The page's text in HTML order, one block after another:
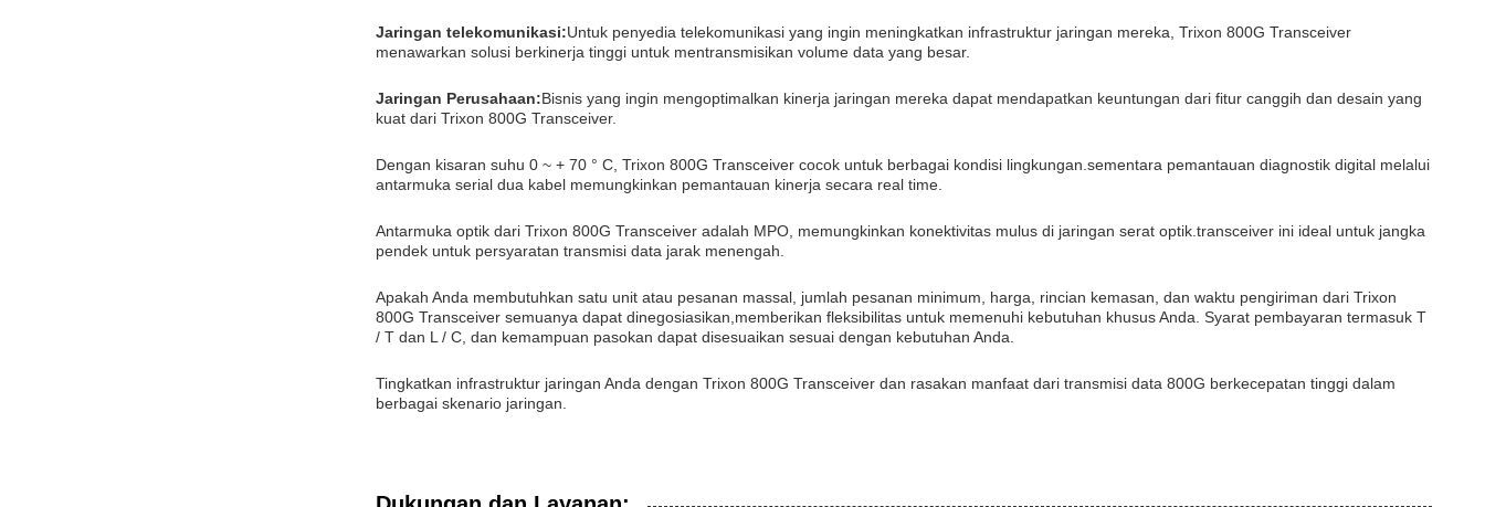
Jaringan telekomunikasi:Untuk penyedia telekomunikasi yang ingin meningkatkan infrastruktur jaringan mereka, Trixon 800G Transceiver
menawarkan solusi berkinerja tinggi untuk mentransmisikan volume data yang besar.
Jaringan Perusahaan:Bisnis yang ingin mengoptimalkan kinerja jaringan mereka dapat mendapatkan keuntungan dari fitur canggih dan desain yang
kuat dari Trixon 800G Transceiver.
Dengan kisaran suhu 0 ~ + 70 ° C, Trixon 800G Transceiver cocok untuk berbagai kondisi lingkungan.sementara pemantauan diagnostik digital melalui
antarmuka serial dua kabel memungkinkan pemantauan kinerja secara real time.
Antarmuka optik dari Trixon 800G Transceiver adalah MPO, memungkinkan konektivitas mulus di jaringan serat optik.transceiver ini ideal untuk jangka
pendek untuk persyaratan transmisi data jarak menengah.
Apakah Anda membutuhkan satu unit atau pesanan massal, jumlah pesanan minimum, harga, rincian kemasan, dan waktu pengiriman dari Trixon
800G Transceiver semuanya dapat dinegosiasikan,memberikan fleksibilitas untuk memenuhi kebutuhan khusus Anda. Syarat pembayaran termasuk T
/ T dan L / C, dan kemampuan pasokan dapat disesuaikan sesuai dengan kebutuhan Anda.
Tingkatkan infrastruktur jaringan Anda dengan Trixon 800G Transceiver dan rasakan manfaat dari transmisi data 800G berkecepatan tinggi dalam
berbagai skenario jaringan.